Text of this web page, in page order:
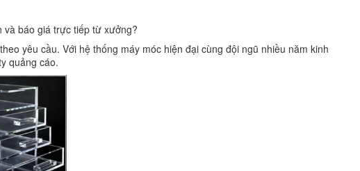
và báo giá trực tiếp từ xưởng?
yêu cầu. Với hệ thống máy móc hiện đại cùng đội ngũ nhiều năm kinh
quảng cáo.